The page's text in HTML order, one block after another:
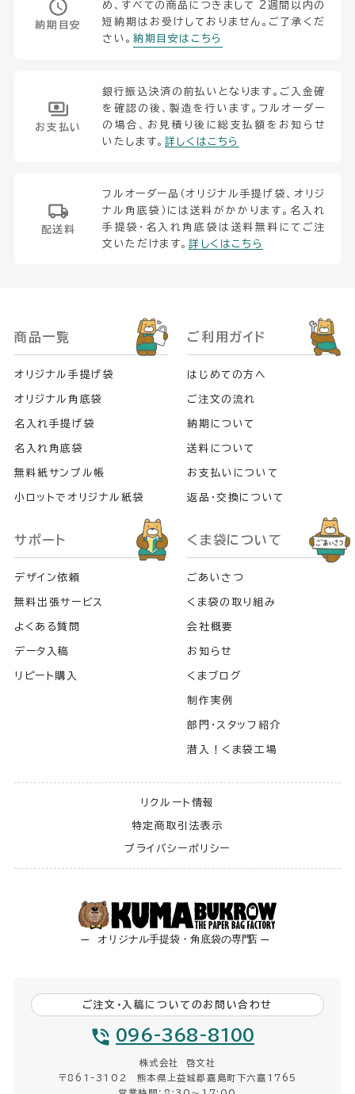
納期目安
め、すべての商品につきまして 2週間以内の
短納期はお受けしておりません。ご了承くだ
さい。納期目安はこちら
お支払い
銀行振込決済の前払いとなります。ご入金確
を確認の後、製造を行います。フルオーダー
の場合、お見積り後に総支払額をお知らせ
いたします。 詳しくはこちら
配送料
フルオーダー品（オリジナル手提げ袋、オリジ
ナル角底袋）には送料がかかります。名入れ
手提袋・名入れ角底袋は送料無料にてご注
文いただけます。詳しくはこちら
ご注文・入稿についてのお問い合わせ
096-368-8100
株式会社 啓文社
〒861-3102 熊本県上益城郡嘉島町下六嘉1765
商品一覧
オリジナル手提げ袋
オリジナル角底袋
名入れ手提げ袋
名入れ角底袋
無料紙サンプル帳
小ロットでオリジナル紙袋
ご利用ガイド
はじめての方へ
ご注文の流れ
納期について
送料について
お支払いについて
返品・交換について
サポート
デザイン依頼
無料出張サービス
よくある質問
データ入稿
リピート購入
くま袋について
ごあいさつ
くま袋の取り組み
会社概要
お知らせ
くまブログ
制作実例
部門・スタッフ紹介
潜入！くま袋工場
リクルート情報
特定商取引法表示
プライバシーポリシー